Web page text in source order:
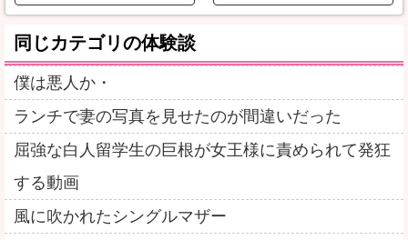
同じカテゴリの体験談
僕は悪人か・
ランチで妻の写真を見せたのが間違いだった
屈強な白人留学生の巨根が女王様に責められて発狂
する動画
風に吹かれたシングルマザー